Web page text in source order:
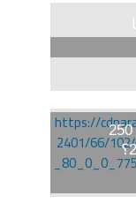
هل تمتلك كوريا الشمالية 250